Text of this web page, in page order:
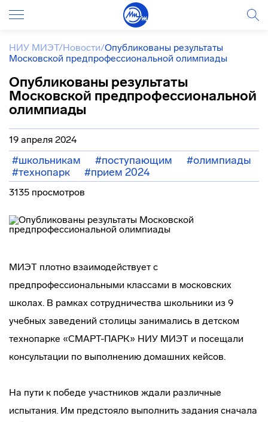
НИУ МИЭТ/Новости/Опубликованы результаты
Московской предпрофессиональной олимпиады
Опубликованы результаты
Московской предпрофессиональной
олимпиады
19 апреля 2024
#школьникам #поступающим
#олимпиады
#технопарк
#прием 2024
3135 просмотров
МИЭТ плотно взаимодействует с
предпрофессиональными классами в московских
школах. В рамках сотрудничества школьники из 9
учебных заведений столицы занимались в детском
технопарке «СМАРТ-ПАРК» НИУ МИЭТ и посещали
консультации по выполнению домашних кейсов.
На пути к победе участников ждали различные
испытания. Им предстояло выполнить задания сначала